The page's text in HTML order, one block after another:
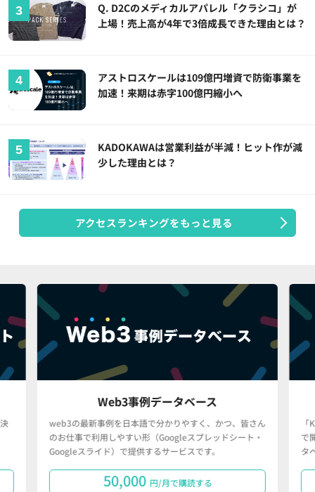
Q. D2Cのメディカルアパレル「クラシコ」が
上場！売上高が4年で3倍成長できた理由とは？
アストロスケールは109億円増資で防衛事業を
加速！来期は赤字100億円縮小へ
KADOKAWAは営業利益が半減！ヒット作が減
少した理由とは？
アクセスランキングをもっと見る
Web3事例データベース
web3の最新事例を日本語で分かりやすく、かつ、皆さん
のお仕事で利用しやすい形（Googleスプレッドシート・
Googleスライド）で提供するサービスです。
50,000 円/月で購読する
で
タ